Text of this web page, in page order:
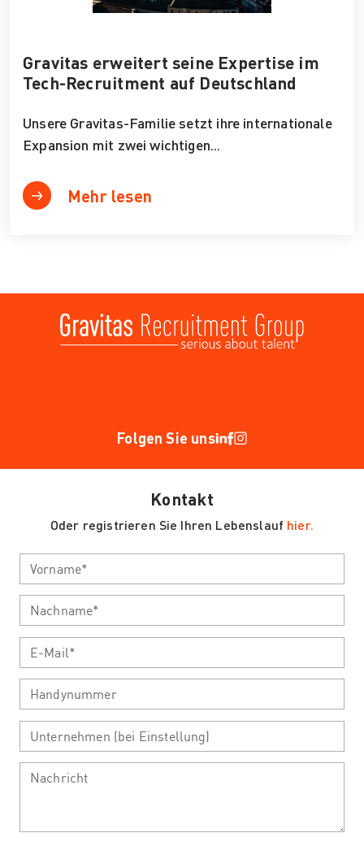
Gravitas erweitert seine Expertise im
Tech-Recruitment auf Deutschland
Unsere Gravitas-Familie setzt ihre internationale
Expansion mit zwei wichtigen...
Mehr lesen
Folgen Sie uns
Kontakt
Oder registrieren Sie Ihren Lebenslauf hier.